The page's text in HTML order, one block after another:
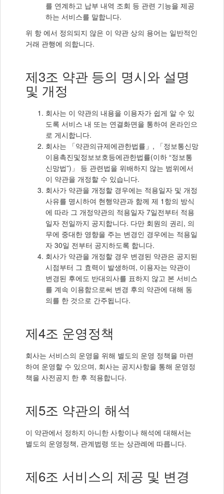
를 연계하고 납부 내역 조회 등 관련 기능을 제공
하는 서비스를 말합니다.
위 항 에서 정의되지 않은 이 약관 상의 용어는 일반적인
거래 관행에 의합니다.
제3조 약관 등의 명시와 설명
및 개정
회사는 이 약관의 내용을 이용자가 쉽게 알 수 있
도록 서비스 내 또는 연결화면을 통하여 온라인으
로 게시합니다.
회사는 「약관의규제에관한법률」, 「정보통신망
이용촉진및정보보호등에관한법률(이하 “정보통
신망법”)」 등 관련법을 위배하지 않는 범위에서
이 약관을 개정할 수 있습니다.
회사가 약관을 개정할 경우에는 적용일자 및 개정
사유를 명시하여 현행약관과 함께 제 1항의 방식
에 따라 그 개정약관의 적용일자 7일전부터 적용
일자 전일까지 공지합니다. 다만 회원의 권리, 의
무에 중대한 영향을 주는 변경인 경우에는 적용일
자 30일 전부터 공지하도록 합니다.
회사가 약관을 개정할 경우 변경된 약관은 공지된
시점부터 그 효력이 발생하며, 이용자는 약관이
변경된 후에도 반대의사를 표하지 않고 본 서비스
를 계속 이용함으로써 변경 후의 약관에 대해 동
의를 한 것으로 간주됩니다.
제4조 운영정책
회사는 서비스의 운영을 위해 별도의 운영 정책을 마련
하여 운영할 수 있으며, 회사는 공지사항을 통해 운영정
책을 사전공지 한 후 적용합니다.
제5조 약관의 해석
이 약관에서 정하지 아니한 사항이나 해석에 대해서는
별도의 운영정책, 관계법령 또는 상관례에 따릅니다.
제6조 서비스의 제공 및 변경